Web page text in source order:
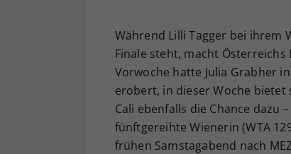
Während Lilli Tagger bei ihrem
Finale steht, macht
Vorwoche hatte Julia Grabher
erobert, in dieser Woche bietet
Cali ebenfalls die Chance dazu
fünftgereihte Wienerin (WTA
frühen Samstagabend nach